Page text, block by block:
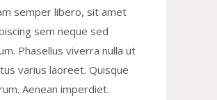
semper libero, sit amet
sem neque sed
Phasellus viverra nulla ut
varius laoreet. Quisque
Aenean imperdiet.